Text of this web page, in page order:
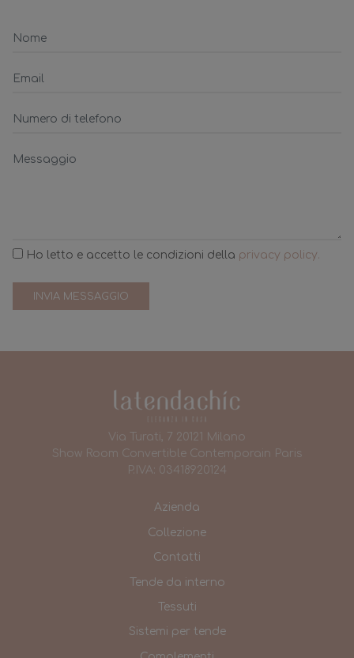
Ho letto e accetto le condizioni della privacy policy.
INVIA MESSAGGIO
Via Turati, 7 20121 Milano
Show Room Convertible Contemporain Paris
P.IVA: 03418920124
Azienda
Collezione
Contatti
Tende da interno
Tessuti
Sistemi per tende